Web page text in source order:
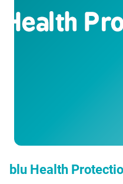
blu Health